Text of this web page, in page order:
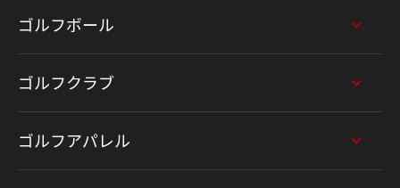
ゴルフボール
ゴルフクラブ
ゴルフアパレル